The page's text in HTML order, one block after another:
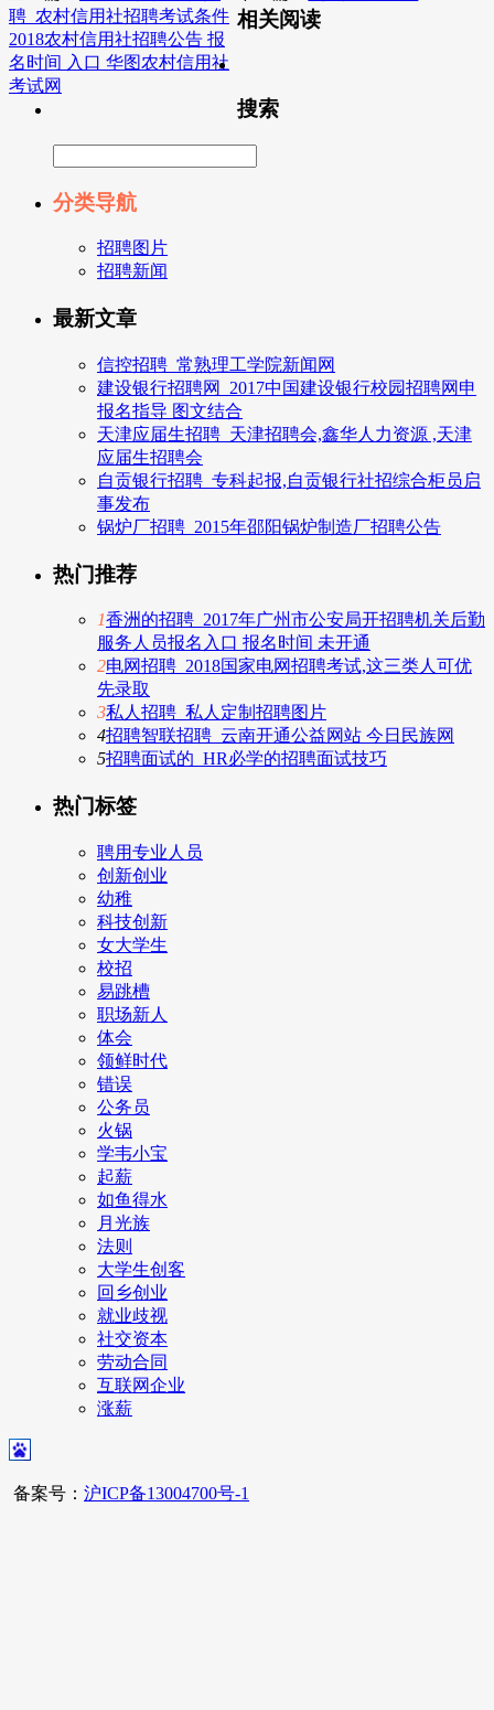
聘_农村信用社招聘考试条件
2018农村信用社招聘公告 报
名时间 入口 华图农村信用社
考试网
相关阅读
搜索
分类导航
招聘图片
招聘新闻
最新文章
信控招聘_常熟理工学院新闻网
建设银行招聘网_2017中国建设银行校园招聘网申
报名指导 图文结合
天津应届生招聘_天津招聘会,鑫华人力资源 ,天津
应届生招聘会
自贡银行招聘_专科起报,自贡银行社招综合柜员启
事发布
锅炉厂招聘_2015年邵阳锅炉制造厂招聘公告
热门推荐
1香洲的招聘_2017年广州市公安局开招聘机关后勤
服务人员报名入口 报名时间 未开通
2电网招聘_2018国家电网招聘考试,这三类人可优
先录取
3私人招聘_私人定制招聘图片
4招聘智联招聘_云南开通公益网站 今日民族网
5招聘面试的_HR必学的招聘面试技巧
热门标签
聘用专业人员
创新创业
幼稚
科技创新
女大学生
校招
易跳槽
职场新人
体会
领鲜时代
错误
公务员
火锅
学韦小宝
起薪
如鱼得水
月光族
法则
大学生创客
回乡创业
就业歧视
社交资本
劳动合同
互联网企业
涨薪
备案号： 沪ICP备13004700号-1